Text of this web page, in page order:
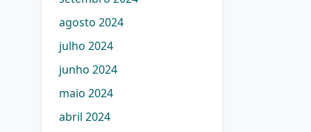
agosto 2024
julho 2024
junho 2024
maio 2024
abril 2024